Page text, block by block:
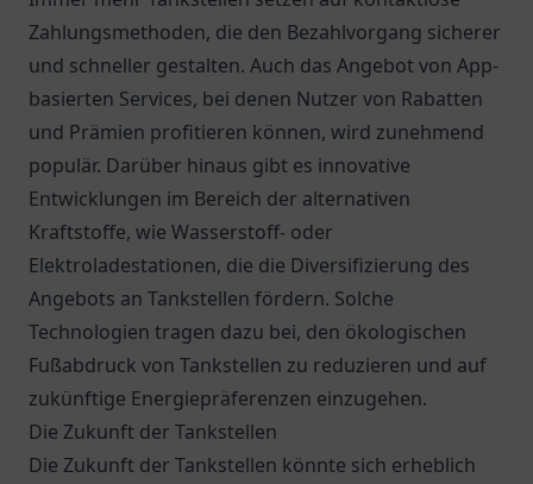
Zahlungsmethoden, die den Bezahlvorgang sicherer
und schneller gestalten. Auch das Angebot von App-
basierten Services, bei denen Nutzer von Rabatten
und Prämien profitieren können, wird zunehmend
populär. Darüber hinaus gibt es innovative
Entwicklungen im Bereich der alternativen
Kraftstoffe, wie Wasserstoff- oder
Elektroladestationen, die die Diversifizierung des
Angebots an Tankstellen fördern. Solche
Technologien tragen dazu bei, den ökologischen
Fußabdruck von Tankstellen zu reduzieren und auf
zukünftige Energiepräferenzen einzugehen.
Die Zukunft der Tankstellen
Die Zukunft der Tankstellen könnte sich erheblich